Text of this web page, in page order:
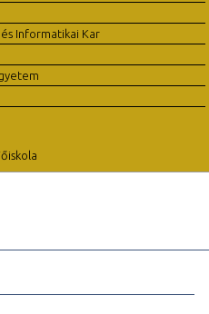
Informatikai Kar